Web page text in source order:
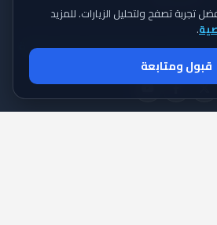
الكورة: موقع يقدم أحدث أخبار الكورة
2026
تجربة تصفح ولتحليل الزيارات. للمزيد
.
قبول ومتابعة